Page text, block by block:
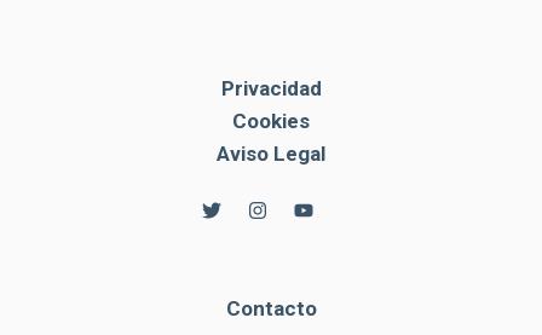
Privacidad
Cookies
Aviso Legal
Contacto